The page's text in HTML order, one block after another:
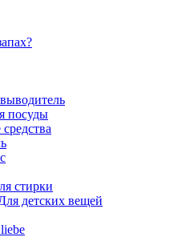
посуды
стирки
детских вещей